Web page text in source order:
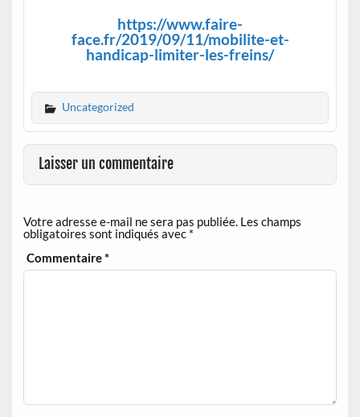
https://www.faire-
face.fr/2019/09/11/mobilite-et-
handicap-limiter-les-freins/
Uncategorized
Laisser un commentaire
Votre adresse e-mail ne sera pas publiée. Les champs
obligatoires sont indiqués avec *
Commentaire*